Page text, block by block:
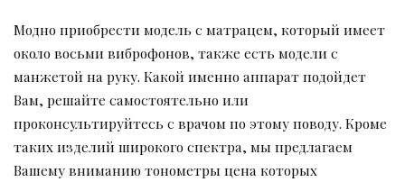
Модно приобрести модель с матрацем, который имеет
около восьми виброфонов, также есть модели с
манжетой на руку. Какой именно аппарат подойдет
Вам, решайте самостоятельно или
проконсультируйтесь с врачом по этому поводу. Кроме
таких изделий широкого спектра, мы предлагаем
Вашему вниманию тонометры цена которых